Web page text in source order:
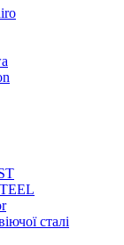
сталі